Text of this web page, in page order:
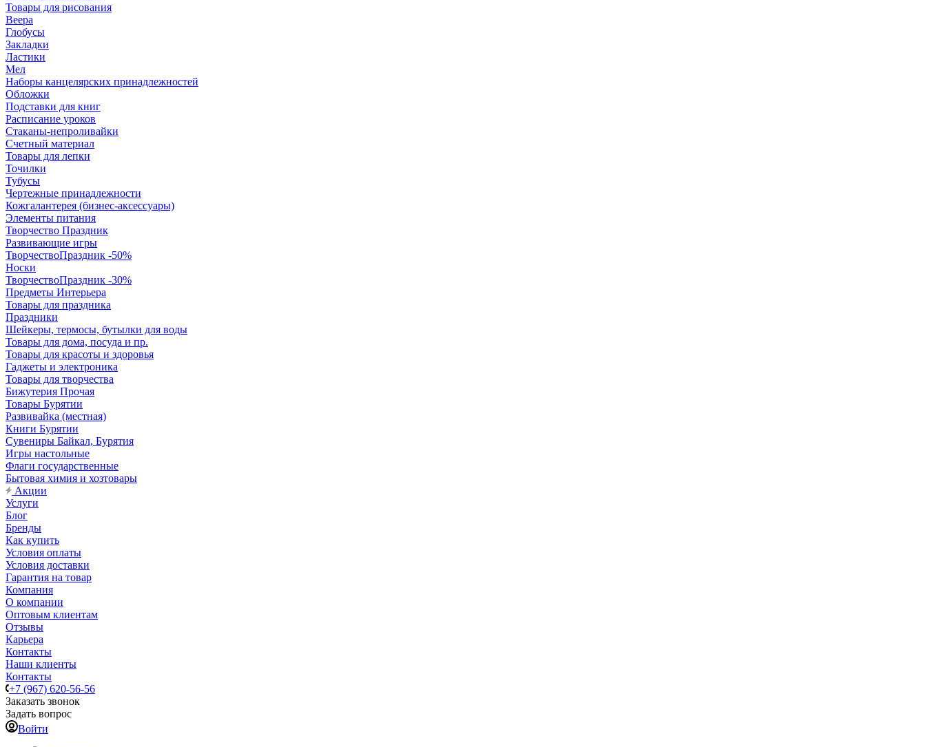
Товары для рисования
Веера
Глобусы
Закладки
Ластики
Мел
Наборы канцелярских принадлежностей
Обложки
Подставки для книг
Расписание уроков
Стаканы-непроливайки
Счетный материал
Товары для лепки
Точилки
Тубусы
Чертежные принадлежности
Кожгалантерея (бизнес-аксессуары)
Элементы питания
Творчество Праздник
Развивающие игры
ТворчествоПраздник -50%
Носки
ТворчествоПраздник -30%
Предметы Интерьера
Товары для праздника
Праздники
Шейкеры, термосы, бутылки для воды
Товары для дома, посуда и пр.
Товары для красоты и здоровья
Гаджеты и электроника
Товары для творчества
Бижутерия Прочая
Товары Бурятии
Развивайка (местная)
Книги Бурятии
Сувениры Байкал, Бурятия
Игры настольные
Флаги государственные
Бытовая химия и хозтовары
Акции
Услуги
Блог
Бренды
Как купить
Условия оплаты
Условия доставки
Гарантия на товар
Компания
О компании
Оптовым клиентам
Отзывы
Карьера
Контакты
Наши клиенты
Контакты
+7 (967) 620-56-56
Заказать звонок
Задать вопрос
Войти